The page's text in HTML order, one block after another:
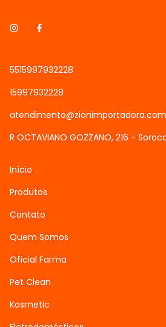
5515997932228
15997932228
R OCTAVIANO GOZZANO, 216 -
Início
Produtos
Contato
Quem Somos
Oficial Farma
Pet Clean
Kosmetic